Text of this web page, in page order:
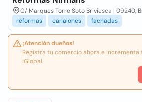
C/ Marques Torre Soto Briviesca | 09240,
reformas
canalones fachadas
¡Atención dueños!
Registra tu comercio ahora e incrementa
iGlobal.